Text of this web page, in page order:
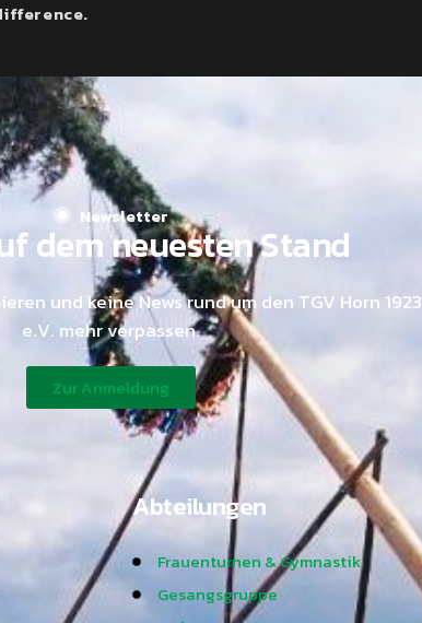
Newsletter
dem neuesten Stand
und keine News rund um den TGV Horn 1923
e.V. mehr verpassen.
Zur Anmeldung
Abteilungen
Frauenturnen & Gymnastik
Gesangsgruppe